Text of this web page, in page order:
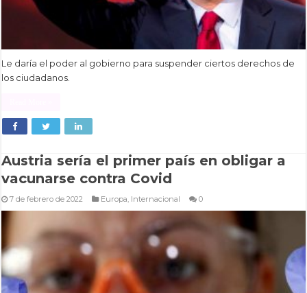
Le daría el poder al gobierno para suspender ciertos derechos de
los ciudadanos.
Austria sería el primer país en obligar a
vacunarse contra Covid
7 de febrero de 2022 Europa, Internacional 0